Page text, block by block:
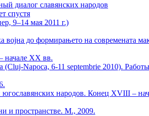
диалог славянских народов
спустя
9–14 мая 2011 г.)
до формирањето на современата
начале XX вв.
(Cluj-Napoca, 6-11 septembrie 2010).
народов. Конец XVIII –
и пространстве. М., 2009.